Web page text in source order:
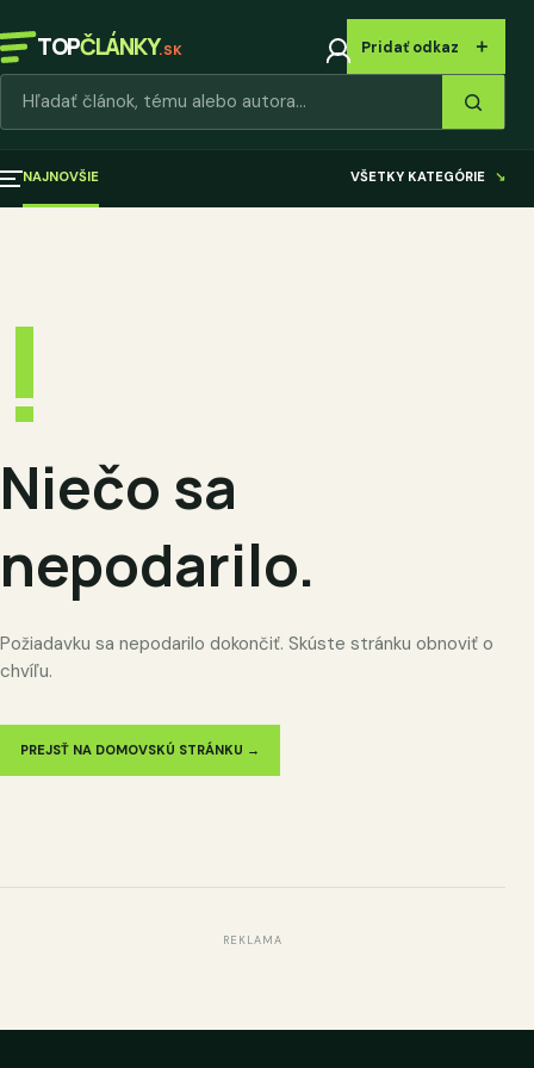
TOPČLÁNKY.SK Pridať odkaz ＋
NAJNOVŠIE VŠETKY KATEGÓRIE ↘
!
Niečo sa
nepodarilo.
Požiadavku sa nepodarilo dokončiť. Skúste stránku obnoviť o
chvíľu.
PREJSŤ NA DOMOVSKÚ STRÁNKU →
REKLAMA